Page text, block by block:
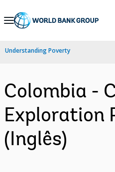
Skip
Navigation
Understanding Poverty
Colombia -
Exploration
(Inglês)